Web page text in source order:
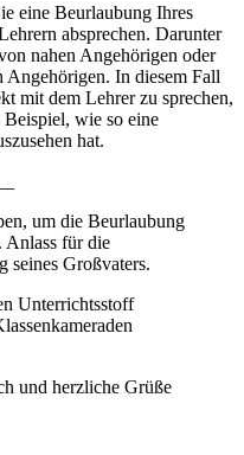
eine Beurlaubung Ihres
absprechen. Darunter
nahen Angehörigen oder
Angehörigen. In diesem Fall
mit dem Lehrer zu sprechen,
wie so eine
hat.
um die Beurlaubung
Anlass für die
seines Großvaters.
Unterrichtsstoff
und herzliche Grüße